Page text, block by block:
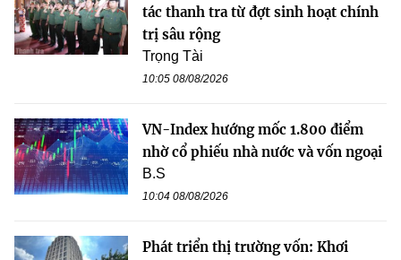
tác thanh tra từ đợt sinh hoạt chính
trị sâu rộng
Trọng Tài
10:05 08/08/2026
VN-Index hướng mốc 1.800 điểm
nhờ cổ phiếu nhà nước và vốn ngoại
B.S
10:04 08/08/2026
Phát triển thị trường vốn: Khơi